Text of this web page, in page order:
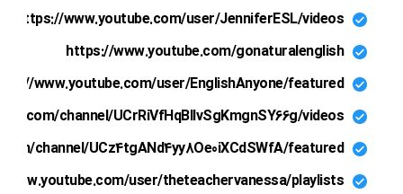
https://www.youtube.com/user/JenniferESL/videos
https://www.youtube.com/gonaturalenglish
www.youtube.com/user/EnglishAnyone/featured
channel/UCrRiVfHqBIIvSgKmgnSY66g/videos
channel/UCz4tgANd4yy8Oe0iXCdSWfA/featured
user/theteachervanessa/playlists